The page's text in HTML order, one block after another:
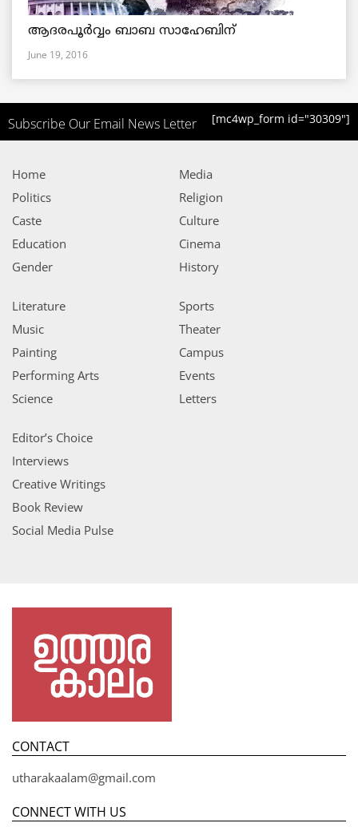
ആദരപൂര്‍വ്വം ബാബ സാഹേബിന്
June 19, 2016
Subscribe Our Email News Letter [mc4wp_form id="30309"]
Home
Politics
Caste
Education
Gender
Media
Religion
Culture
Cinema
History
Literature
Music
Painting
Performing Arts
Science
Sports
Theater
Campus
Events
Letters
Editor’s Choice
Interviews
Creative Writings
Book Review
Social Media Pulse
CONTACT
utharakaalam@gmail.com
CONNECT WITH US